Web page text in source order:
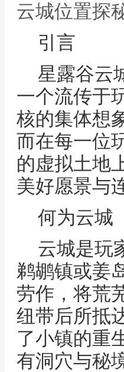
云城位置探
引言
星露谷云
一个流传于
核的集体想
而在每一位
的虚拟土地
美好愿景与
何为云城
云城是玩
鹈鹕镇或姜
劳作，将荒
纽带后所抵
了小镇的重
有洞穴与秘